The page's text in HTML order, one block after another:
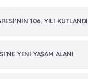
106. YILI KUTLANDI
YENİ YAŞAM ALANI